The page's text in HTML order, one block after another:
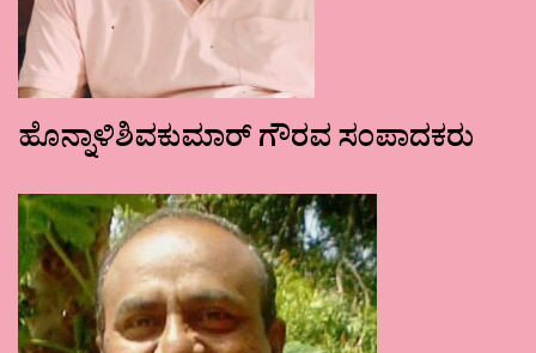
ಹೊನ್ನಾಳಿಶಿವಕುಮಾರ್ ಗೌರವ ಸಂಪಾದಕರು